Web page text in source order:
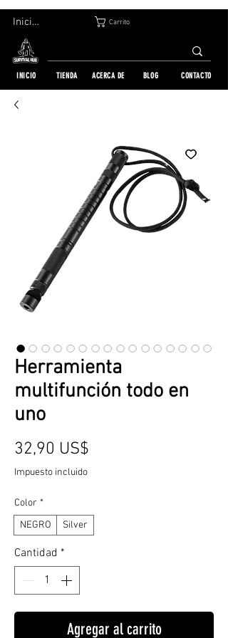
Carrito
Iniciar sesión
INICIO TIENDA ACERCA DE BLOG CONTACTO
Herramienta
multifunción todo en
uno
32,90 US$
Impuesto incluido
Color *
NEGRO
Silver
Cantidad *
Agregar al carrito